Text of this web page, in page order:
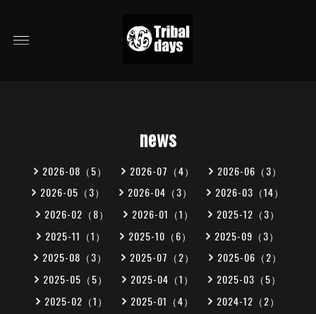
news
2026-08（5） 2026-07（4）
2026-06（3）
2026-05（3）
2026-04（3）
2026-03（14）
2026-02（8）
2026-01（1）
2025-12（3）
2025-11（1）
2025-10（6）
2025-09（3）
2025-08（3）
2025-07（2）
2025-06（2）
2025-05（5）
2025-04（1）
2025-03（5）
2025-02（1）
2025-01（4）
2024-12（2）